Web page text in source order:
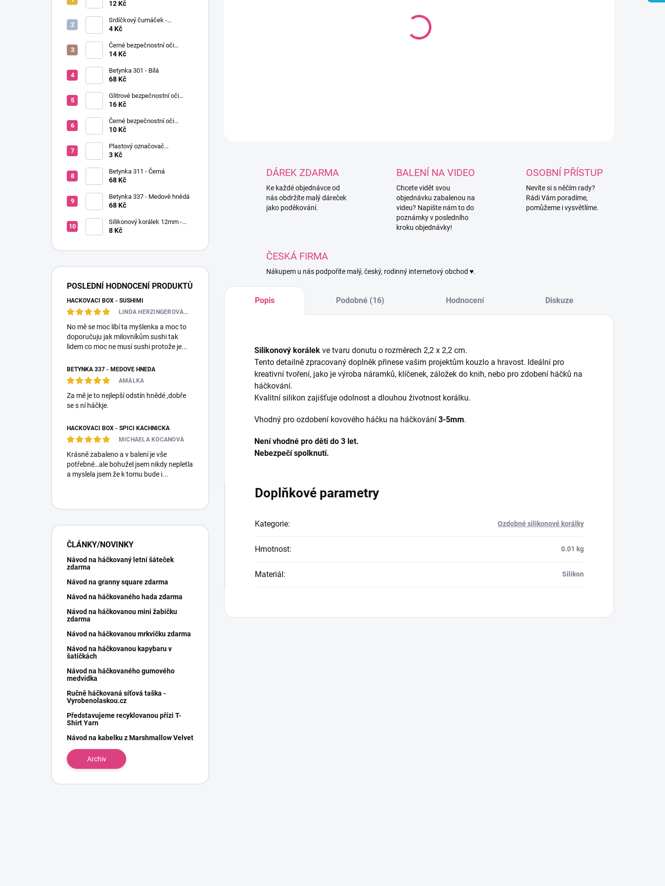
Ø12mm (pár)
12 Kč
Srdíčkový čumáček -
12x13mm
4 Kč
Černé bezpečnostní oči
Ø14mm (pár)
14 Kč
Betynka 301 - Bílá
68 Kč
Glitrové bezpečnostní oči
Ø10mm (Pár)
16 Kč
Černé bezpečnostní oči
Ø10mm (pár)
10 Kč
Plastový označovač
(markovátko)
3 Kč
Betynka 311 - Černá
68 Kč
Betynka 337 - Medově hnědá
68 Kč
Silikonový korálek 12mm -
Kulatý
8 Kč
POSLEDNÍ HODNOCENÍ PRODUKTŮ
HÁČKOVACÍ BOX - SUSHIMI
LINDA HERZINGEROVÁ❤️🎀💋
No mě se moc líbí ta myšlenka a moc to
doporučuju jak milovníkům sushi tak
lidem co moc ne musí sushi protože je...
BETYNKA 337 - MEDOVĚ HNĚDÁ
AMÁLKA
Za mě je to nejlepší odstín hnědé ,dobře
se s ní háčkje.
HÁČKOVACÍ BOX - SPÍCÍ KACHNIČKA
MICHAELA KOCANOVÁ
Krásně zabaleno a v balení je vše
potřebné…ale bohužel jsem nikdy nepletla
a myslela jsem že k tomu bude i...
ČLÁNKY/NOVINKY
Návod na háčkovaný letní šáteček
zdarma
Návod na granny square zdarma
Návod na háčkovaného hada zdarma
Návod na háčkovanou mini žabičku
zdarma
Návod na háčkovanou mrkvičku zdarma
Návod na háčkovanou kapybaru v
šatičkách
Návod na háčkovaného gumového
medvídka
Ručně háčkovaná síťová taška -
Vyrobenolaskou.cz
Představujeme recyklovanou přízi T-
Shirt Yarn
Návod na kabelku z Marshmallow Velvet
Archiv
MOŽNOSTI DORUČENÍ
DÁREK ZDARMA
Ke každé objednávce od
nás obdržíte malý dáreček
jako poděkování.
BALENÍ NA VIDEO
Chcete vidět svou
objednávku zabalenou na
videu? Napište nám to do
poznámky v posledního
kroku objednávky!
OSOBNÍ PŘÍSTUP
Nevíte si s něčím rady?
Rádi Vám poradíme,
pomůžeme i vysvětlíme.
ČESKÁ FIRMA
Nákupem u nás podpoříte malý, český, rodinný internetový obchod ♥.
Popis Podobné (16) Hodnocení Diskuze
Silikonový korálek ve tvaru donutu o rozměrech 2,2 x 2,2 cm.
Tento detailně zpracovaný doplněk přinese vašim projektům kouzlo a hravost. Ideální pro
kreativní tvoření, jako je výroba náramků, klíčenek, záložek do knih, nebo pro zdobení háčků na
háčkování.
Kvalitní silikon zajišťuje odolnost a dlouhou životnost korálku.
Vhodný pro ozdobení kovového háčku na háčkování 3-5mm.
Není vhodné pro děti do 3 let.
Nebezpečí spolknutí.
Doplňkové parametry
Kategorie: Ozdobné silikonové korálky
Hmotnost: 0.01 kg
Materiál: Silikon